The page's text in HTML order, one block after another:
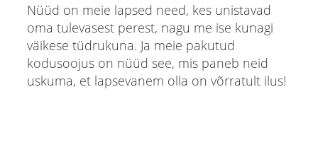
Nüüd on meie lapsed need, kes unistavad
oma tulevasest perest, nagu me ise kunagi
väikese tüdrukuna. Ja meie pakutud
kodusoojus on nüüd see, mis paneb neid
uskuma, et lapsevanem olla on võrratult ilus!